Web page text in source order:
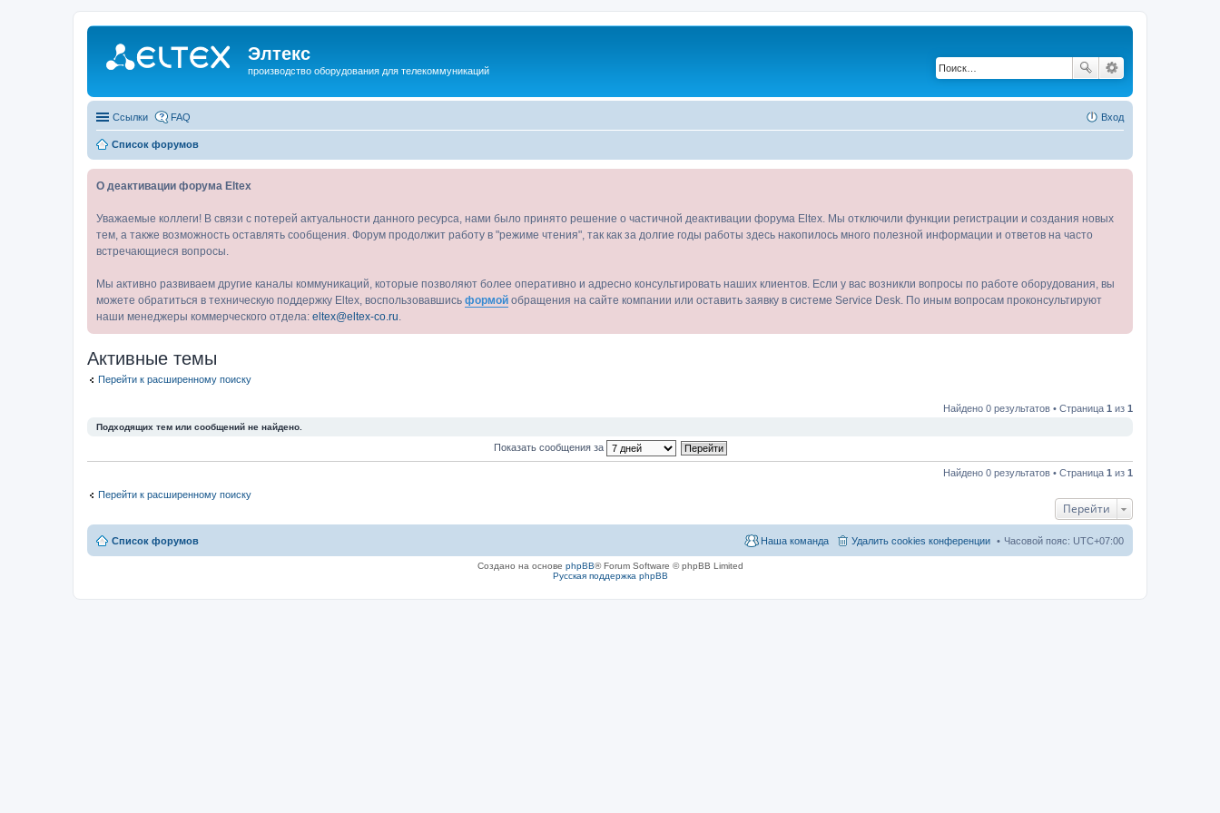
Элтекс
производство оборудования для телекоммуникаций
Ссылки FAQ Вход
Список форумов
О деактивации форума Eltex
Уважаемые коллеги! В связи с потерей актуальности данного ресурса, нами было принято решение о частичной деактивации форума Eltex. Мы отключили функции регистрации и создания новых
тем, а также возможность оставлять сообщения. Форум продолжит работу в "режиме чтения", так как за долгие годы работы здесь накопилось много полезной информации и ответов на часто
встречающиеся вопросы.
Мы активно развиваем другие каналы коммуникаций, которые позволяют более оперативно и адресно консультировать наших клиентов. Если у вас возникли вопросы по работе оборудования, вы
можете обратиться в техническую поддержку Eltex, воспользовавшись формой обращения на сайте компании или оставить заявку в системе Service Desk. По иным вопросам проконсультируют
наши менеджеры коммерческого отдела: eltex@eltex-co.ru
Активные темы
Перейти к расширенному поиску
Найдено 0 результатов • Страница 1 из 1
Подходящих тем или сообщений не найдено.
Показать сообщения за
Найдено 0 результатов • Страница 1 из 1
Перейти к расширенному поиску
Перейти
Список форумов Часовой пояс: UTC+07:00
Удалить cookies конференции
Наша команда
Создано на основе phpBB® Forum Software © phpBB Limited
Русская поддержка phpBB